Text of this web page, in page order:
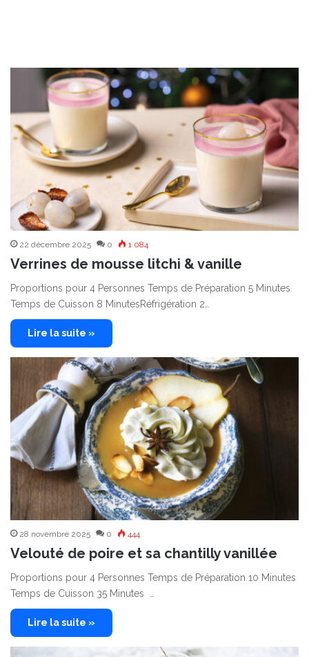
22 décembre 2025 0 1 084
Verrines de mousse litchi & vanille
Proportions pour 4 Personnes Temps de Préparation 5 Minutes
Temps de Cuisson 8 MinutesRéfrigération 2…
Lire la suite »
28 novembre 2025 0 444
Velouté de poire et sa chantilly vanillée
Proportions pour 4 Personnes Temps de Préparation 10 Minutes
Temps de Cuisson 35 Minutes …
Lire la suite »